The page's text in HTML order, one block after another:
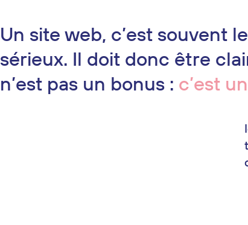
Un site web, c’est souvent
sérieux. Il doit donc être
n’est pas un bonus : c’est